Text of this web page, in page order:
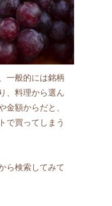
一般的には銘柄
、料理から選ん
金額からだと、
で買ってしまう
ら検索してみて